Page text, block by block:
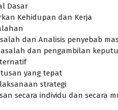
Dasar
Kehidupan dan Kerja
dan Analisis penyebab
dan pengambilan
yang tepat
strategi
secara individu dan secara